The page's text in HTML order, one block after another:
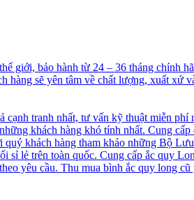
giới, bảo hành từ 24 – 36 tháng chính
sẽ yên tâm về chất lượng, xuất xứ
tranh nhất, tư vấn kỹ thuật miễn
khách hàng khó tính nhất. Cung
khách hàng tham khảo những Bộ
lẻ trên toàn quốc. Cung cấp ắc quy
yêu cầu. Thu mua bình ắc quy long cũ